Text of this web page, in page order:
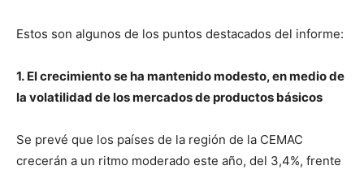
Estos son algunos de los puntos destacados del informe:
1. El crecimiento se ha mantenido modesto, en medio de
la volatilidad de los mercados de productos básicos
Se prevé que los países de la región de la CEMAC
crecerán a un ritmo moderado este año, del 3,4%, frente